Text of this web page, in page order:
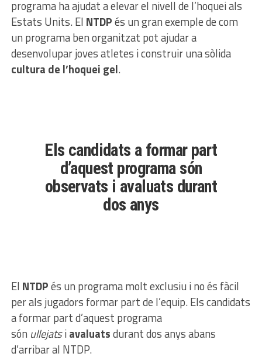
programa ha ajudat a elevar el nivell de l’hoquei als
Estats Units. El NTDPés un gran exemple de com
un programa ben organitzat pot ajudar a
desenvolupar joves atletes i construir una sòlida
cultura de l’hoquei gel.
Els candidats a formar part
d’aquest programa són
observats i avaluats durant
dos anys
El NTDPés un programa molt exclusiu i no és fàcil
per als jugadors formar part de l’equip. Els candidats
a formar part d’aquest programa
són ullejatsiavaluatsdurant dos anys abans
d’arribar al NTDP.